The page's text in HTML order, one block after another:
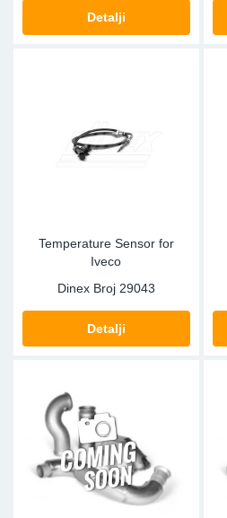
Detalji
Temperature Sensor for
Iveco
Dinex Broj 29043
Detalji